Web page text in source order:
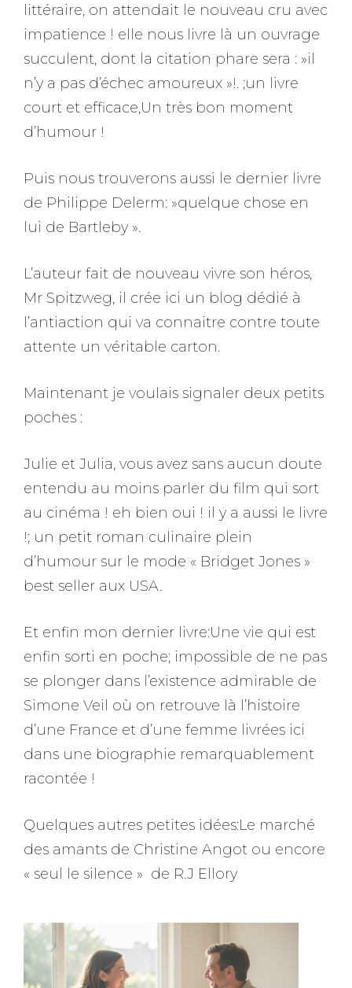
littéraire, on attendait le nouveau cru avec
impatience ! elle nous livre là un ouvrage
succulent, dont la citation phare sera : »il
n’y a pas d’échec amoureux »!. ;un livre
court et efficace,Un très bon moment
d’humour !
Puis nous trouverons aussi le dernier livre
de Philippe Delerm: »quelque chose en
lui de Bartleby ».
L’auteur fait de nouveau vivre son héros,
Mr Spitzweg, il crée ici un blog dédié à
l’antiaction qui va connaitre contre toute
attente un véritable carton.
Maintenant je voulais signaler deux petits
poches :
Julie et Julia, vous avez sans aucun doute
entendu au moins parler du film qui sort
au cinéma ! eh bien oui ! il y a aussi le livre
!; un petit roman culinaire plein
d’humour sur le mode « Bridget Jones »
best seller aux USA.
Et enfin mon dernier livre:Une vie qui est
enfin sorti en poche; impossible de ne pas
se plonger dans l’existence admirable de
Simone Veil où on retrouve là l’histoire
d’une France et d’une femme livrées ici
dans une biographie remarquablement
racontée !
Quelques autres petites idées:Le marché
des amants de Christine Angot ou encore
« seul le silence » de R.J Ellory